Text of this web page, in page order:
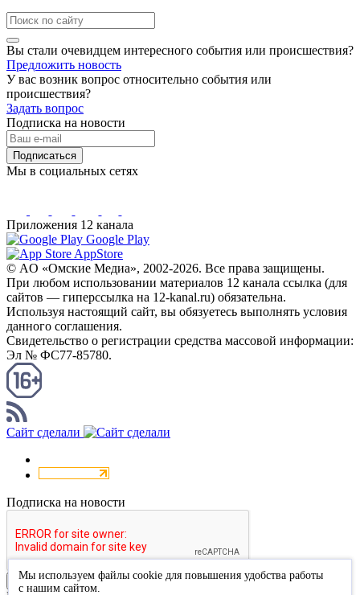
Вы стали очевидцем интересного события или происшествия?
Предложить новость
У вас возник вопрос относительно события или
происшествия?
Задать вопрос
Подписка на новости
Подписаться
Мы в социальных сетях
Приложения 12 канала
Google Play
AppStore
© AO «Омские Медиа», 2002-2026. Все права защищены.
При любом использовании материалов 12 канала ссылка (для
сайтов — гиперссылка на 12-kanal.ru) обязательна.
Используя настоящий сайт, вы обязуетесь выполнять условия
данного соглашения.
Свидетельство о регистрации средства массовой информации:
Эл № ФС77-85780.
Сайт сделали
Подписка на новости
Подписаться
Мы используем файлы cookie для повышения удобства работы
с нашим сайтом.